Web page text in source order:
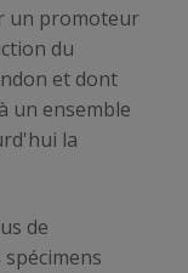
un promoteur
du
et dont
un ensemble
la
de